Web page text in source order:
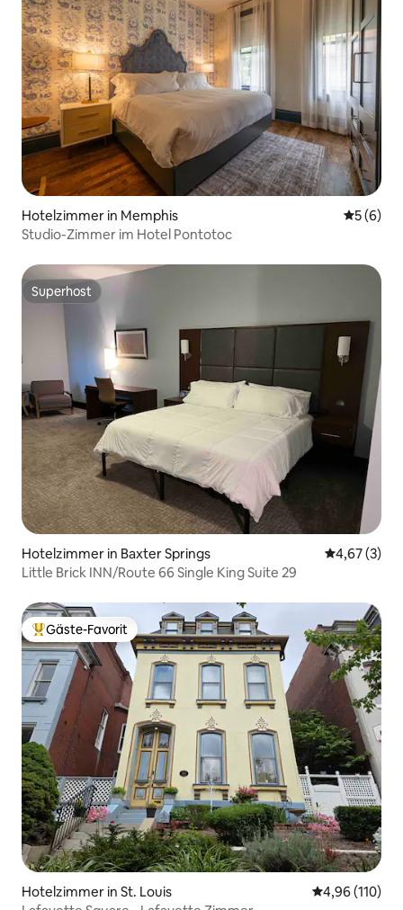
Hotelzimmer in Memphis
5 (6)
Studio-Zimmer im Hotel Pontotoc
Superhost
Superhost
Hotelzimmer in Baxter Springs
4,67 (3)
Little Brick INN/Route 66 Single King Suite 29
Beliebter Gäste-Favorit.
Gäste-Favorit
Hotelzimmer in St. Louis
4,96 (110)